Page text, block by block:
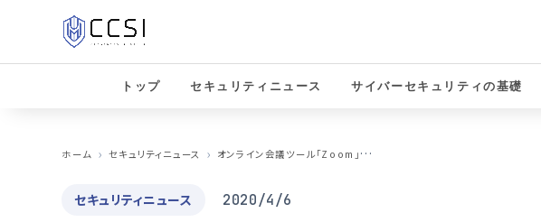
トップ セキュリティニュース サイバーセキュリティの基礎
ホーム
セキュリティニュース オ
ンライン会議ツール「Zoom」で会議の暗号キーが中国・北京のDCを経由、セキュリティへの懸念が拡大
セキュリティニュース 2020/4/6